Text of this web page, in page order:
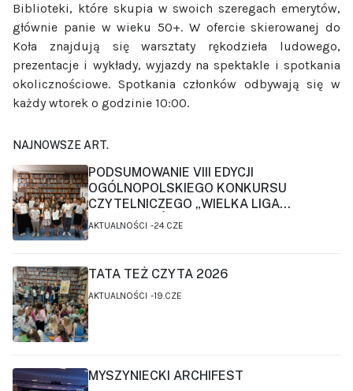
Biblioteki, które skupia w swoich szeregach emerytów,
głównie panie w wieku 50+. W ofercie skierowanej do
Koła znajdują się warsztaty rękodzieła ludowego,
prezentacje i wykłady, wyjazdy na spektakle i spotkania
okolicznościowe. Spotkania członków odbywają się w
każdy wtorek o godzinie 10:00.
NAJNOWSZE ART.
PODSUMOWANIE VIII EDYCJI
OGÓLNOPOLSKIEGO KONKURSU
CZYTELNICZEGO „WIELKA LIGA
CZYTELNIKÓW”
AKTUALNOŚCI 24.CZE
TATA TEŻ CZYTA 2026
AKTUALNOŚCI 19.CZE
MYSZYNIECKI ARCHIFEST